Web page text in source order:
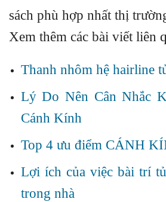
sách phù hợp nhất thị
Xem thêm các bài viết liên
Thanh nhôm hệ hairline
Lý Do Nên Cân Nhắc
Cánh Kính
Top 4 ưu điểm CÁNH
Lợi ích của việc bài trí
trong nhà